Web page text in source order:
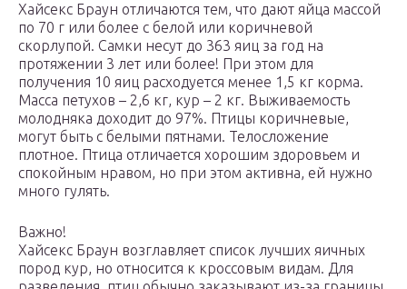
Хайсекс Браун отличаются тем, что дают яйца массой
по 70 г или более с белой или коричневой
скорлупой. Самки несут до 363 яиц за год на
протяжении 3 лет или более! При этом для
получения 10 яиц расходуется менее 1,5 кг корма.
Масса петухов – 2,6 кг, кур – 2 кг. Выживаемость
молодняка доходит до 97%. Птицы коричневые,
могут быть с белыми пятнами. Телосложение
плотное. Птица отличается хорошим здоровьем и
спокойным нравом, но при этом активна, ей нужно
много гулять.
Важно!
Хайсекс Браун возглавляет список лучших яичных
пород кур, но относится к кроссовым видам. Для